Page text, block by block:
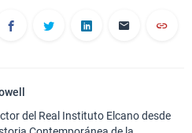
del Real Instituto Elcano desde